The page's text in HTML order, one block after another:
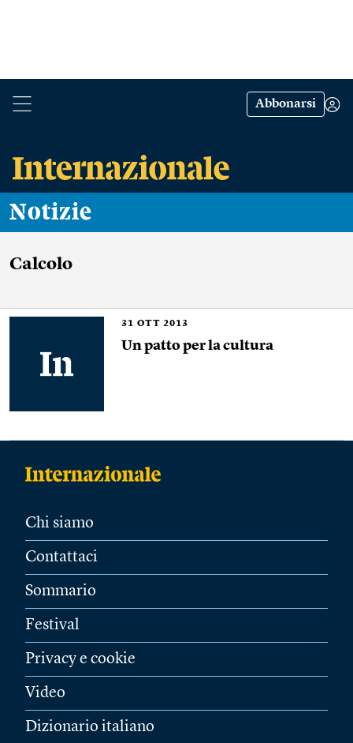
Abbonarsi
Notizie
Calcolo
31 OTT 2013
Un patto per la cultura
Chi siamo
Contattaci
Sommario
Festival
Privacy e cookie
Video
Dizionario italiano